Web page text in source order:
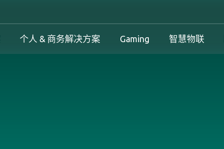
个人 & 商务解决方案 Gaming 智慧物联